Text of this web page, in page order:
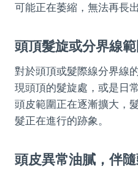
可能正在萎縮，無法再長
頭頂髮旋或分界線
對於頭頂或髮際線分界線
現頭頂的髮旋處，或是日
頭皮範圍正在逐漸擴大，
髮正在進行的跡象。
頭皮異常油膩，伴